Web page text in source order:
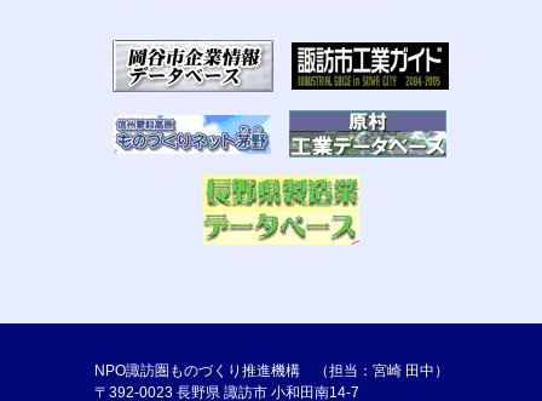
NPO諏訪圏ものづくり推進機構 （担当：宮崎 田中）
〒392-0023 長野県 諏訪市 小和田南14-7